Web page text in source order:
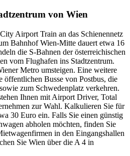
von Wien
Airport Train an das Schienennetz
Bahnhof Wien-Mitte dauert etwa 16
die S-Bahnen der österreichischen
vom Flughafen ins Stadtzentrum.
Metro umsteigen. Eine weitere
öffentlichen Busse von Postbus, die
zum Schwedenplatz verkehren.
Ihnen mit Airport Driver, Total
zur Wahl. Kalkulieren Sie für
30 Euro ein. Falls Sie einen günstig
abholen möchten, finden Sie
in den Eingangshallen
Sie Wien über die A 4 in